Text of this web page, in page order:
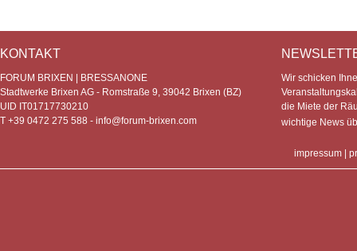
KONTAKT
FORUM BRIXEN | BRESSANONE
Stadtwerke Brixen AG - Romstraße 9, 39042 Brixen (BZ)
UID IT01717730210
T +39 0472 275 588 - info@forum-brixen.com
Wir schicken
die Miete der
wichtige News
impressum